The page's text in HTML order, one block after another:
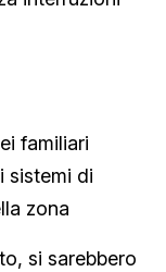
familiari
sistemi di
zona
si sarebbero